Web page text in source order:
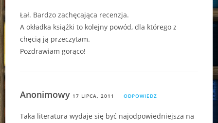
Łał. Bardzo zachęcająca recenzja.
A okładka książki to kolejny powód, dla którego z
chęcią ją przeczytam.
Pozdrawiam gorąco!
Anonimowy 17 LIPCA, 2011 ODPOWIEDZ
Taka literatura wydaje się być najodpowiedniejsza na